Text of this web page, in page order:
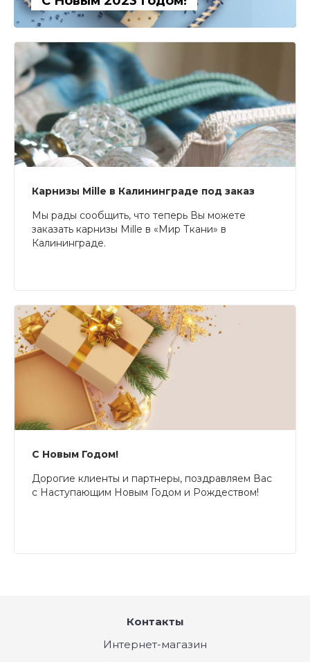
Карнизы Mille в Калининграде под заказ
Мы рады сообщить, что теперь Вы можете
заказать карнизы Mille в «Мир Ткани» в
Калининграде.
С Новым Годом!
Дорогие клиенты и партнеры, поздравляем Вас
с Наступающим Новым Годом и Рождеством!
Контакты
Интернет-магазин